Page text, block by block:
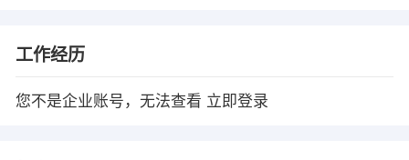
工作经历
您不是企业账号，无法查看 立即登录